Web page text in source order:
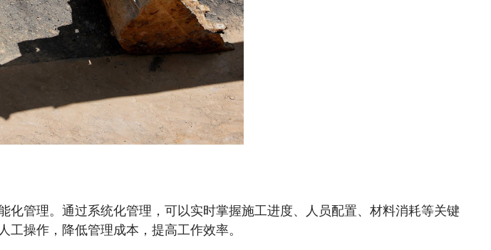
管理。通过系统化管理，可以实时掌握施工进度、人员配置、材料消耗等关键
操作，降低管理成本，提高工作效率。